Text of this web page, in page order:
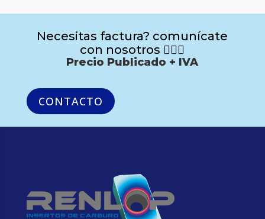
Necesitas factura? comunícate
con nosotros 🙋🏻‍♂️
Precio Publicado + IVA
CONTACTO